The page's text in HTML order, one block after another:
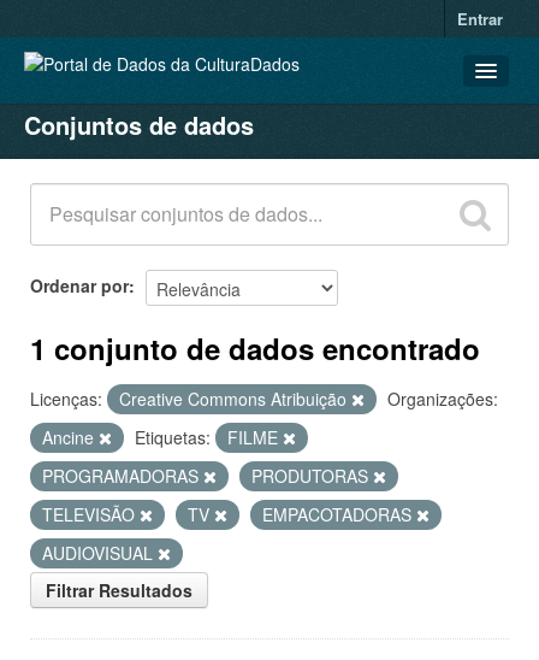
Entrar
CONJUNTOS DE DADOS
ORGANIZAÇÕES
GRUPOS
SOBRE
Conjuntos de dados
Ordenar por
1 conjunto de dados encontrado
Licenças: Creative Commons Atribuição
Organizações:
Ancine
Etiquetas:
FILME
PROGRAMADORAS
PRODUTORAS
TELEVISÃO
TV
EMPACOTADORAS
AUDIOVISUAL
Filtrar Resultados